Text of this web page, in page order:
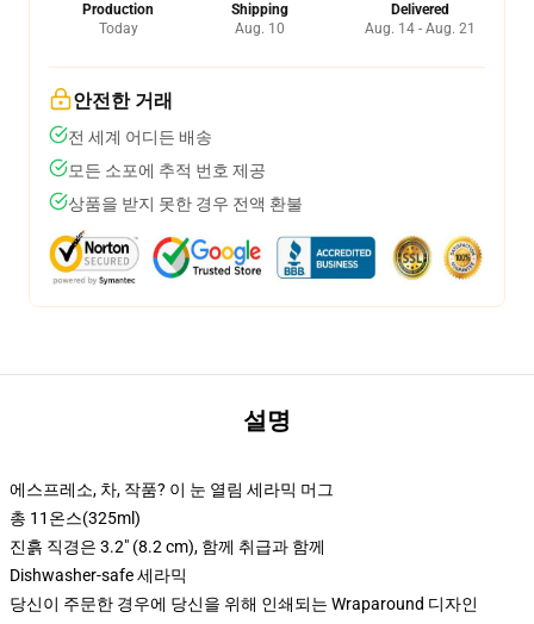
Production
Today
Shipping
Aug. 10
Delivered
Aug. 14 - Aug. 21
안전한 거래
전 세계 어디든 배송
모든 소포에 추적 번호 제공
상품을 받지 못한 경우 전액 환불
설명
에스프레소, 차, 작품? 이 눈 열림 세라믹 머그
총 11온스(325ml)
진흙 직경은 3.2" (8.2 cm), 함께 취급과 함께
Dishwasher-safe 세라믹
당신이 주문한 경우에 당신을 위해 인쇄되는 Wraparound 디자인